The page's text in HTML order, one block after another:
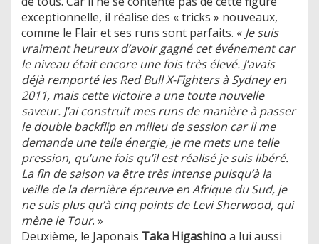
exceptionnelle, il réalise des « tricks » nouveaux,
comme le Flair et ses runs sont parfaits. « Je suis
vraiment heureux d’avoir gagné cet événement car
le niveau était encore une fois très élevé. J’avais
déjà remporté les Red Bull X-Fighters à Sydney en
2011, mais cette victoire a une toute nouvelle
saveur. J’ai construit mes runs de manière à passer
le double backflip en milieu de session car il me
demande une telle énergie, je me mets une telle
pression, qu’une fois qu’il est réalisé je suis libéré.
La fin de saison va être très intense puisqu’à la
veille de la dernière épreuve en Afrique du Sud, je
ne suis plus qu’à cinq points de Levi Sherwood, qui
mène le Tour. »
Deuxième, le Japonais Taka Higashinoa lui aussi